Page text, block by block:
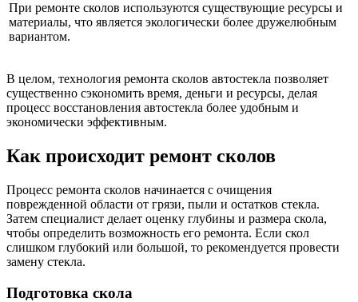
При ремонте сколов используются существующие ресурсы и
материалы, что является экологически более дружелюбным
вариантом.
В целом, технология ремонта сколов автостекла позволяет
существенно сэкономить время, деньги и ресурсы, делая
процесс восстановления автостекла более удобным и
экономически эффективным.
Как происходит ремонт сколов
Процесс ремонта сколов начинается с очищения
поврежденной области от грязи, пыли и остатков стекла.
Затем специалист делает оценку глубины и размера скола,
чтобы определить возможность его ремонта. Если скол
слишком глубокий или большой, то рекомендуется провести
замену стекла.
Подготовка скола